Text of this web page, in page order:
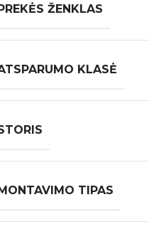
ŽENKLAS
KLASĖ
TIPAS